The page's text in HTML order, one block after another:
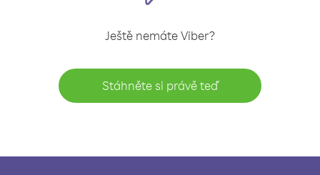
Ještě nemáte Viber?
Stáhněte si právě teď